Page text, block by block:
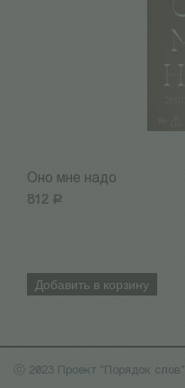
Оно мне надо
812 Р
Добавить в корзину
ⓒ 2023 Проект "Порядок слов"